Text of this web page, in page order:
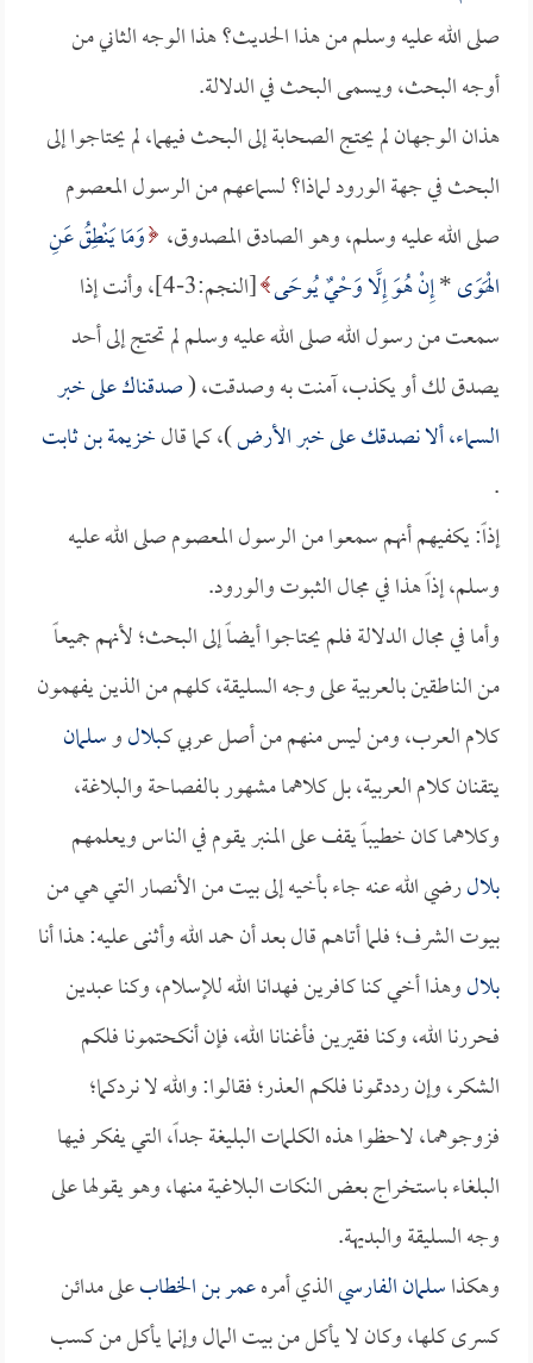
صلى الله عليه وسلم من هذا الحديث؟ هذا الوجه الثاني من
أوجه البحث، ويسمى البحث في الدلالة.
هذان الوجهان لم يحتج الصحابة إلى البحث فيهما، لم يحتاجوا إلى
البحث في جهة الورود لماذا؟ لسماعهم من الرسول المعصوم
صلى الله عليه وسلم، وهو الصادق المصدوق، وَمَا يَنْطِقُ عَنِ
الْهَوَى*إِنْ هُوَ إِلَّا وَحْيٌ يُوحَى
[النجم:3-4]، وأنت إذا
سمعت من رسول الله صلى الله عليه وسلم لم تحتج إلى أحد
يصدق لك أو يكذب، آمنت به وصدقت، (صدقناك على خبر
السماء، ألا نصدقك على خبر الأرض)، كما قالخزيمة بن ثابت
.
إذاً: يكفيهم أنهم سمعوا من الرسول المعصوم صلى الله عليه
وسلم، إذاً هذا في مجال الثبوت والورود.
وأما في مجال الدلالة فلم يحتاجوا أيضاً إلى البحث؛ لأنهم جميعاً
من الناطقين بالعربية على وجه السليقة، كلهم من الذين يفهمون
كلام العرب، ومن ليس منهم من أصل عربي كـبلالوسلمان
يتقنان كلام العربية، بل كلاهما مشهور بالفصاحة والبلاغة،
وكلاهما كان خطيباً يقف على المنبر يقوم في الناس ويعلمهم
بلالرضي الله عنه جاء بأخيه إلى بيت من الأنصار التي هي من
بيوت الشرف؛ فلما أتاهم قال بعد أن حمد الله وأثنى عليه: هذا أنا
بلالوهذا أخي كنا كافرين فهدانا الله للإسلام، وكنا عبدين
فحررنا الله، وكنا فقيرين فأغنانا الله، فإن أنكحتمونا فلكم
الشكر، وإن رددتمونا فلكم العذر؛ فقالوا: والله لا نردكما؛
فزوجوهما، لاحظوا هذه الكلمات البليغة جداً، التي يفكر فيها
البلغاء باستخراج بعض النكات البلاغية منها، وهو يقولها على
وجه السليقة والبديهة.
وهكذاسلمان الفارسيالذي أمرهعمر بن الخطابعلى مدائن
كسرى كلها، وكان لا يأكل من بيت المال وإنما يأكل من كسب